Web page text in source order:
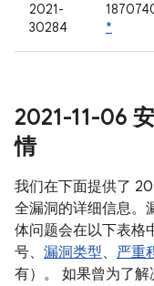
2021-
30284
*
2021-11-06
情
我们在下面提供了
全漏洞的详细信息。
体问题会在以下表格
号、 漏洞类型、 严重
有）。 如果曾为了